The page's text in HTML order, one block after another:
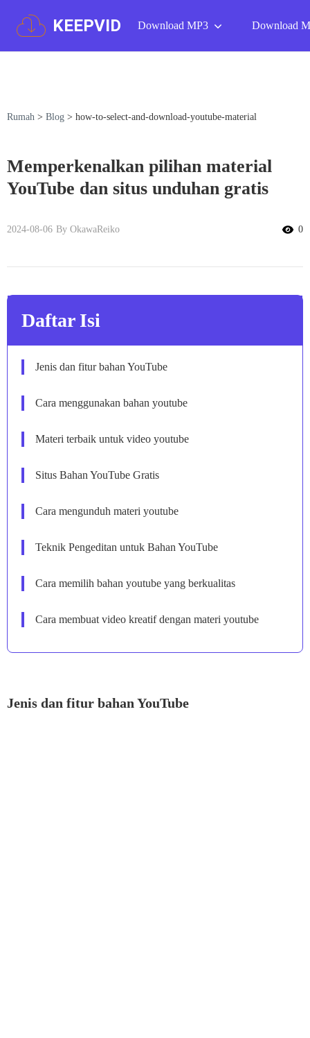
KEEPVID Download MP3 Download
Rumah > Blog > how-to-select-and-download-youtube-material
Memperkenalkan pilihan material
YouTube dan situs unduhan gratis
2024-08-06 By OkawaReiko 0
Daftar Isi
Jenis dan fitur bahan YouTube
Cara menggunakan bahan youtube
Materi terbaik untuk video youtube
Situs Bahan YouTube Gratis
Cara mengunduh materi youtube
Teknik Pengeditan untuk Bahan YouTube
Cara memilih bahan youtube yang berkualitas
Cara membuat video kreatif dengan materi youtube
Jenis dan fitur bahan YouTube